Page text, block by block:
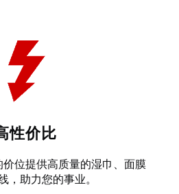
性价比
位提供高质量的湿巾、面膜
，助力您的事业。